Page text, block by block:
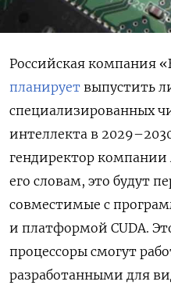
Российская компания
планирует выпустить
специализированных
интеллекта в
гендиректор
его словам, это будут
совместимые с
и платформой CUDA.
процессоры смогут
разработанными для